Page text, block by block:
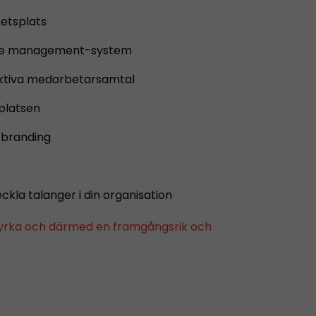
management-system
medarbetarsamtal
talanger i din organisation
och därmed en framgångsrik och